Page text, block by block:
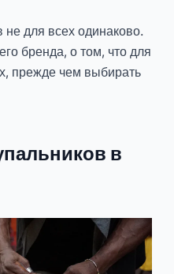
не для всех одинаково.
бренда, о том, что для
прежде чем выбирать
в